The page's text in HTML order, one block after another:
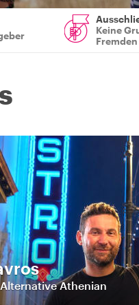
Keine
Fremden
Athenian